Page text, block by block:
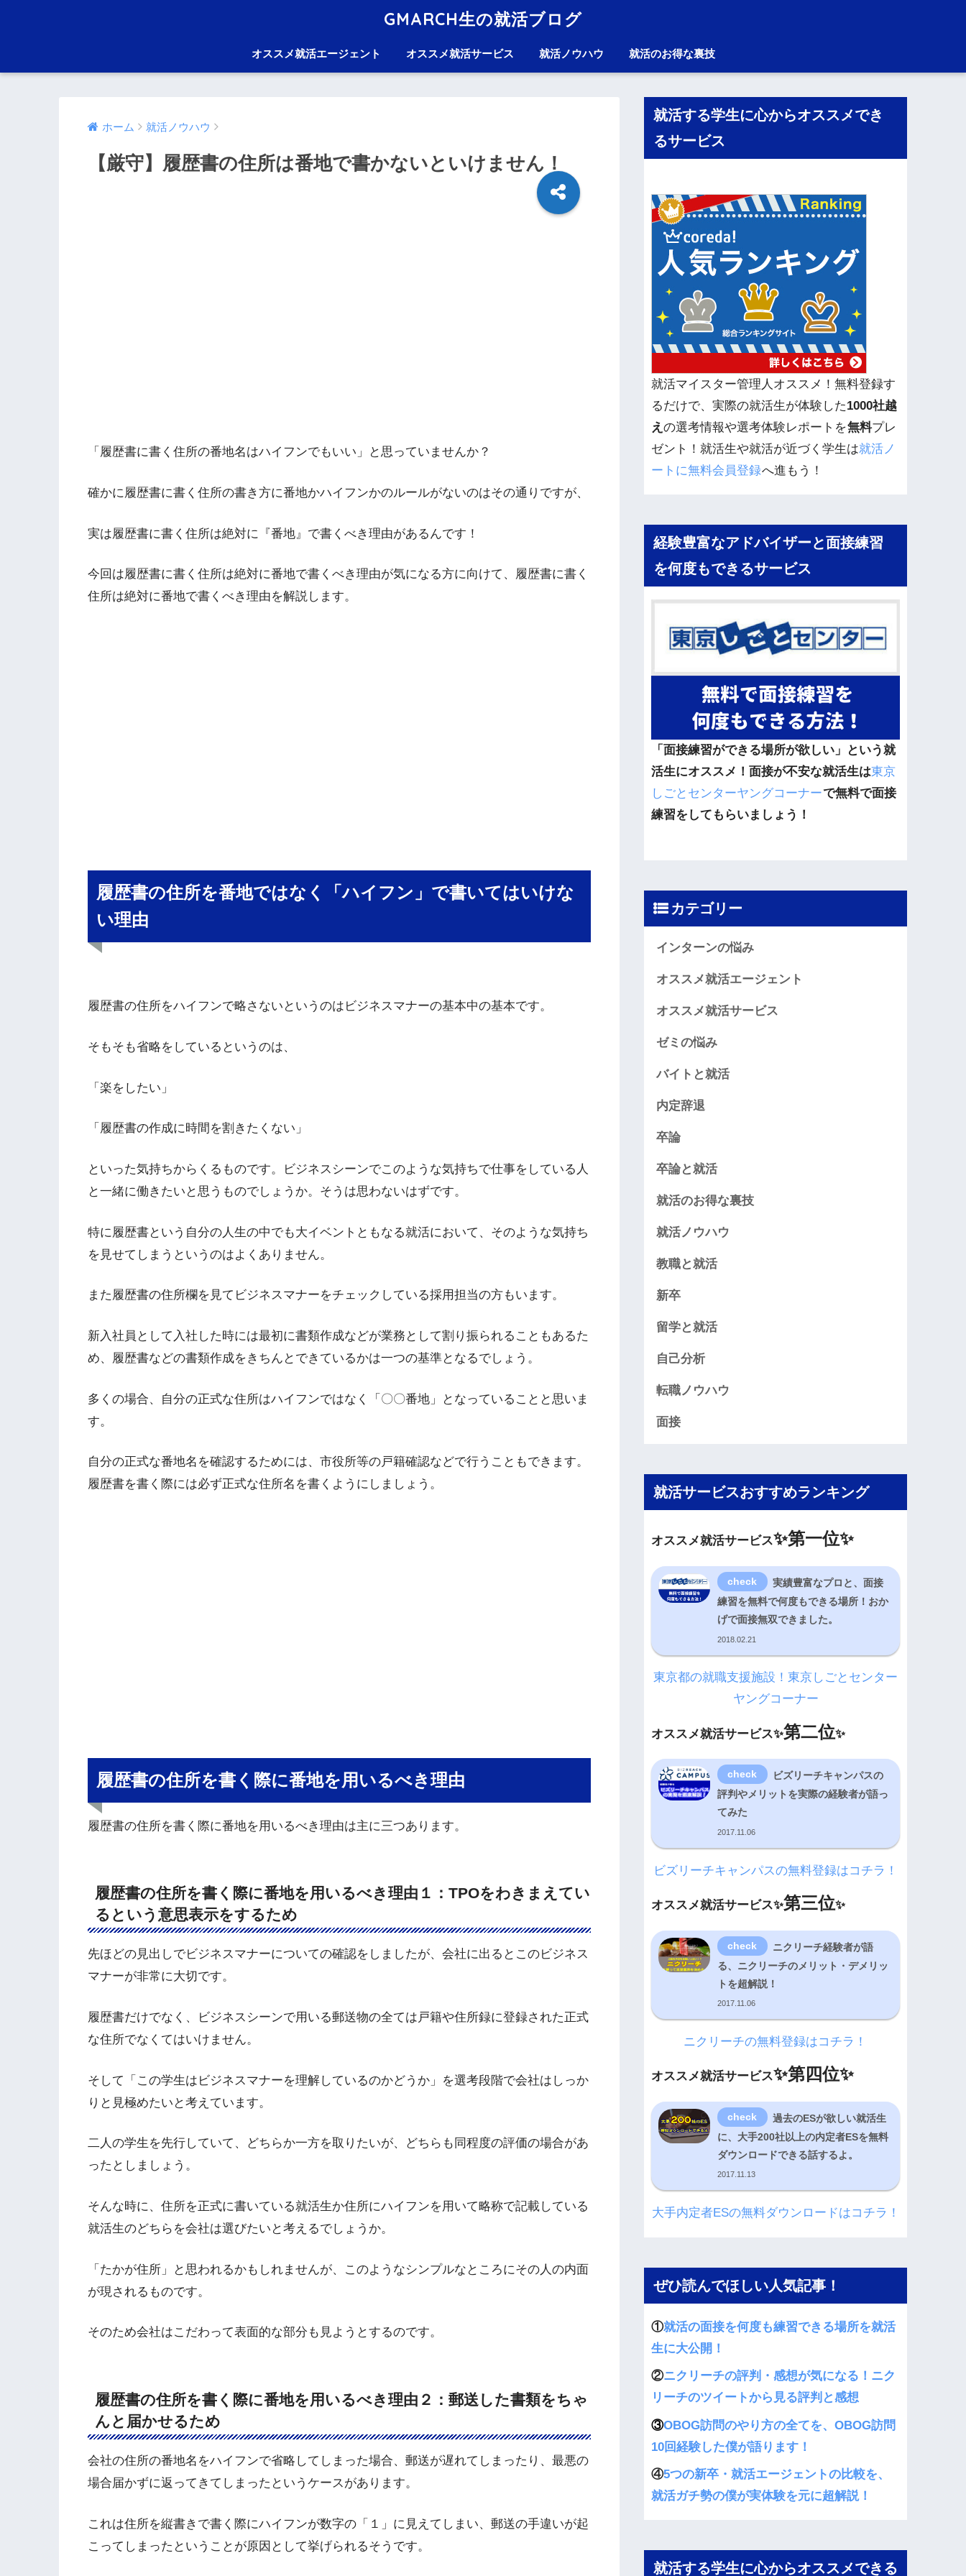
GMARCH生の就活ブログ
オススメ就活エージェント オススメ就活サービス 就活ノウハウ 就活のお得な裏技
ホーム 就活ノウハウ
【厳守】履歴書の住所は番地で書かないといけません！
「履歴書に書く住所の番地名はハイフンでもいい」と思っていませんか？
確かに履歴書に書く住所の書き方に番地かハイフンかのルールがないのはその通りですが、
実は履歴書に書く住所は絶対に『番地』で書くべき理由があるんです！
今回は履歴書に書く住所は絶対に番地で書くべき理由が気になる方に向けて、履歴書に書く
住所は絶対に番地で書くべき理由を解説します。
履歴書の住所を番地ではなく「ハイフン」で書いてはいけな
い理由
履歴書の住所をハイフンで略さないというのはビジネスマナーの基本中の基本です。
そもそも省略をしているというのは、
「楽をしたい」
「履歴書の作成に時間を割きたくない」
といった気持ちからくるものです。ビジネスシーンでこのような気持ちで仕事をしている人
と一緒に働きたいと思うものでしょうか。そうは思わないはずです。
特に履歴書という自分の人生の中でも大イベントともなる就活において、そのような気持ち
を見せてしまうというのはよくありません。
また履歴書の住所欄を見てビジネスマナーをチェックしている採用担当の方もいます。
新入社員として入社した時には最初に書類作成などが業務として割り振られることもあるた
め、履歴書などの書類作成をきちんとできているかは一つの基準となるでしょう。
多くの場合、自分の正式な住所はハイフンではなく「〇〇番地」となっていることと思いま
す。
自分の正式な番地名を確認するためには、市役所等の戸籍確認などで行うこともできます。
履歴書を書く際には必ず正式な住所名を書くようにしましょう。
履歴書の住所を書く際に番地を用いるべき理由
履歴書の住所を書く際に番地を用いるべき理由は主に三つあります。
履歴書の住所を書く際に番地を用いるべき理由１：TPOをわきまえてい
るという意思表示をするため
先ほどの見出しでビジネスマナーについての確認をしましたが、会社に出るとこのビジネス
マナーが非常に大切です。
履歴書だけでなく、ビジネスシーンで用いる郵送物の全ては戸籍や住所録に登録された正式
な住所でなくてはいけません。
そして「この学生はビジネスマナーを理解しているのかどうか」を選考段階で会社はしっか
りと見極めたいと考えています。
二人の学生を先行していて、どちらか一方を取りたいが、どちらも同程度の評価の場合があ
ったとしましょう。
そんな時に、住所を正式に書いている就活生か住所にハイフンを用いて略称で記載している
就活生のどちらを会社は選びたいと考えるでしょうか。
「たかが住所」と思われるかもしれませんが、このようなシンプルなところにその人の内面
が現されるものです。
そのため会社はこだわって表面的な部分も見ようとするのです。
履歴書の住所を書く際に番地を用いるべき理由２：郵送した書類をちゃ
んと届かせるため
会社の住所の番地名をハイフンで省略してしまった場合、郵送が遅れてしまったり、最悪の
場合届かずに返ってきてしまったというケースがあります。
これは住所を縦書きで書く際にハイフンが数字の「１」に見えてしまい、郵送の手違いが起
こってしまったということが原因として挙げられるそうです。
就活する学生に心からオススメでき
るサービス
就活マイスター管理人オススメ！無料登録す
るだけで、実際の就活生が体験した1000社越
えの選考情報や選考体験レポートを無料プレ
ゼント！就活生や就活が近づく学生は就活ノ
ートに無料会員登録へ進もう！
経験豊富なアドバイザーと面接練習
を何度もできるサービス
「面接練習ができる場所が欲しい」という就
活生にオススメ！面接が不安な就活生は東京
しごとセンターヤングコーナーで無料で面接
練習をしてもらいましょう！
カテゴリー
インターンの悩み
オススメ就活エージェント
オススメ就活サービス
ゼミの悩み
バイトと就活
内定辞退
卒論
卒論と就活
就活のお得な裏技
就活ノウハウ
教職と就活
新卒
留学と就活
自己分析
転職ノウハウ
面接
就活サービスおすすめランキング
オススメ就活サービス✨第一位✨
実績豊富なプロと、面接
練習を無料で何度もできる場所！おか
げで面接無双できました。
2018.02.21
東京都の就職支援施設！東京しごとセンター
ヤングコーナー
オススメ就活サービス✨第二位✨
ビズリーチキャンパスの
評判やメリットを実際の経験者が語っ
てみた
2017.11.06
ビズリーチキャンパスの無料登録はコチラ！
オススメ就活サービス✨第三位✨
ニクリーチ経験者が語
る、ニクリーチのメリット・デメリッ
トを超解説！
2017.11.06
ニクリーチの無料登録はコチラ！
オススメ就活サービス✨第四位✨
過去のESが欲しい就活生
に、大手200社以上の内定者ESを無料
ダウンロードできる話するよ。
2017.11.13
大手内定者ESの無料ダウンロードはコチラ！
ぜひ読んでほしい人気記事！
①就活の面接を何度も練習できる場所を就活
生に大公開！
②ニクリーチの評判・感想が気になる！ニク
リーチのツイートから見る評判と感想
③OBOG訪問のやり方の全てを、OBOG訪問
10回経験した僕が語ります！
④5つの新卒・就活エージェントの比較を、
就活ガチ勢の僕が実体験を元に超解説！
就活する学生に心からオススメできる